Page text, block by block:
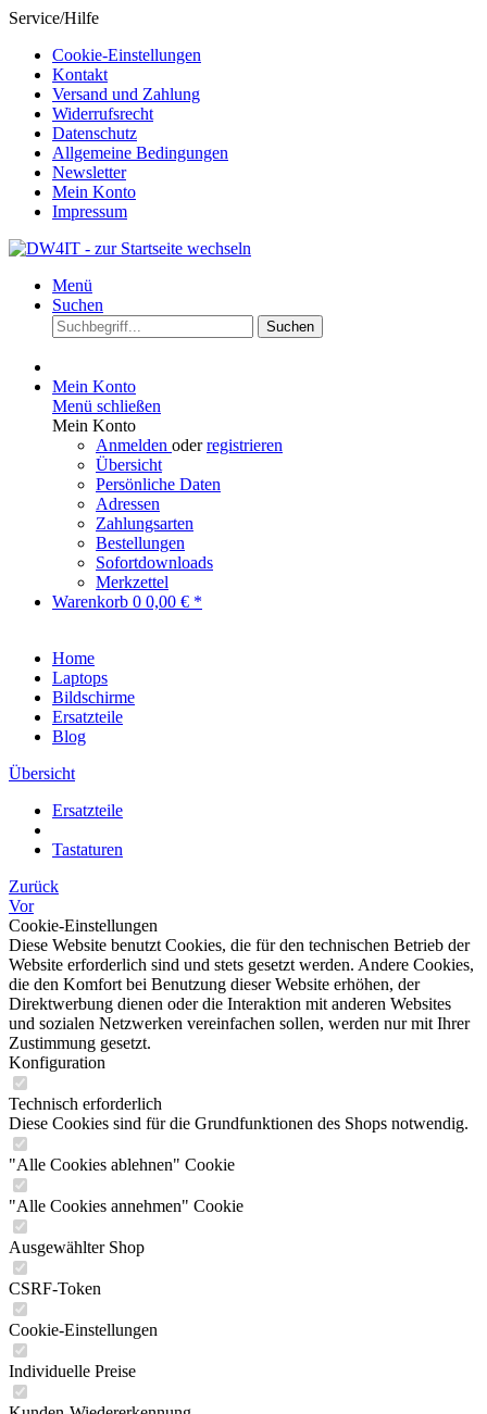
Service/Hilfe
Cookie-Einstellungen
Kontakt
Versand und Zahlung
Widerrufsrecht
Datenschutz
Allgemeine Bedingungen
Newsletter
Mein Konto
Impressum
Menü
Suchen
Suchen
Mein Konto
Menü schließen
Mein Konto
Anmelden oderregistrieren
Übersicht
Persönliche Daten
Adressen
Zahlungsarten
Bestellungen
Sofortdownloads
Merkzettel
Warenkorb 0 0,00 € *
Home
Laptops
Bildschirme
Ersatzteile
Blog
Übersicht
Ersatzteile
Tastaturen
Zurück
Vor
Cookie-Einstellungen
Diese Website benutzt Cookies, die für den technischen Betrieb der
Website erforderlich sind und stets gesetzt werden. Andere Cookies,
die den Komfort bei Benutzung dieser Website erhöhen, der
Direktwerbung dienen oder die Interaktion mit anderen Websites
und sozialen Netzwerken vereinfachen sollen, werden nur mit Ihrer
Zustimmung gesetzt.
Konfiguration
Technisch erforderlich
Diese Cookies sind für die Grundfunktionen des Shops notwendig.
"Alle Cookies ablehnen" Cookie
"Alle Cookies annehmen" Cookie
Ausgewählter Shop
CSRF-Token
Cookie-Einstellungen
Individuelle Preise